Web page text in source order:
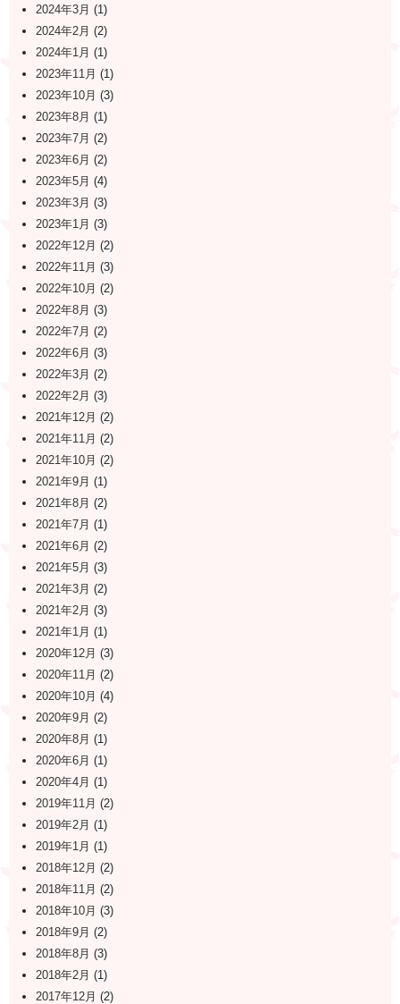
2024年3月 (1)
2024年2月 (2)
2024年1月 (1)
2023年11月 (1)
2023年10月 (3)
2023年8月 (1)
2023年7月 (2)
2023年6月 (2)
2023年5月 (4)
2023年3月 (3)
2023年1月 (3)
2022年12月 (2)
2022年11月 (3)
2022年10月 (2)
2022年8月 (3)
2022年7月 (2)
2022年6月 (3)
2022年3月 (2)
2022年2月 (3)
2021年12月 (2)
2021年11月 (2)
2021年10月 (2)
2021年9月 (1)
2021年8月 (2)
2021年7月 (1)
2021年6月 (2)
2021年5月 (3)
2021年3月 (2)
2021年2月 (3)
2021年1月 (1)
2020年12月 (3)
2020年11月 (2)
2020年10月 (4)
2020年9月 (2)
2020年8月 (1)
2020年6月 (1)
2020年4月 (1)
2019年11月 (2)
2019年2月 (1)
2019年1月 (1)
2018年12月 (2)
2018年11月 (2)
2018年10月 (3)
2018年9月 (2)
2018年8月 (3)
2018年2月 (1)
2017年12月 (2)